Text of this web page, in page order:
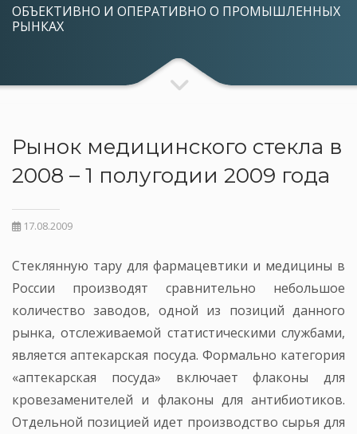
ОБЪЕКТИВНО И ОПЕРАТИВНО О ПРОМЫШЛЕННЫХ
РЫНКАХ
Рынок медицинского стекла в
2008 – 1 полугодии 2009 года
17.08.2009
Стеклянную тару для фармацевтики и медицины в
России производят сравнительно небольшое
количество заводов, одной из позиций данного
рынка, отслеживаемой статистическими службами,
является аптекарская посуда. Формально категория
«аптекарская посуда» включает флаконы для
кровезаменителей и флаконы для антибиотиков.
Отдельной позицией идет производство сырья для